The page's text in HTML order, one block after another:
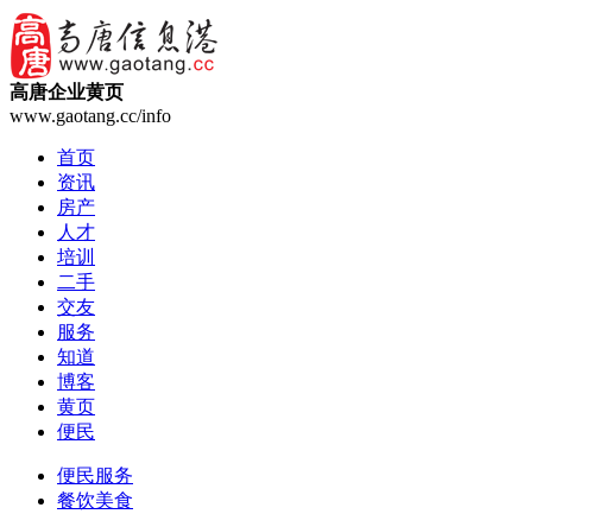
高唐企业黄页
www.gaotang.cc/info
首页
资讯
房产
人才
培训
二手
交友
服务
知道
博客
黄页
便民
便民服务
餐饮美食